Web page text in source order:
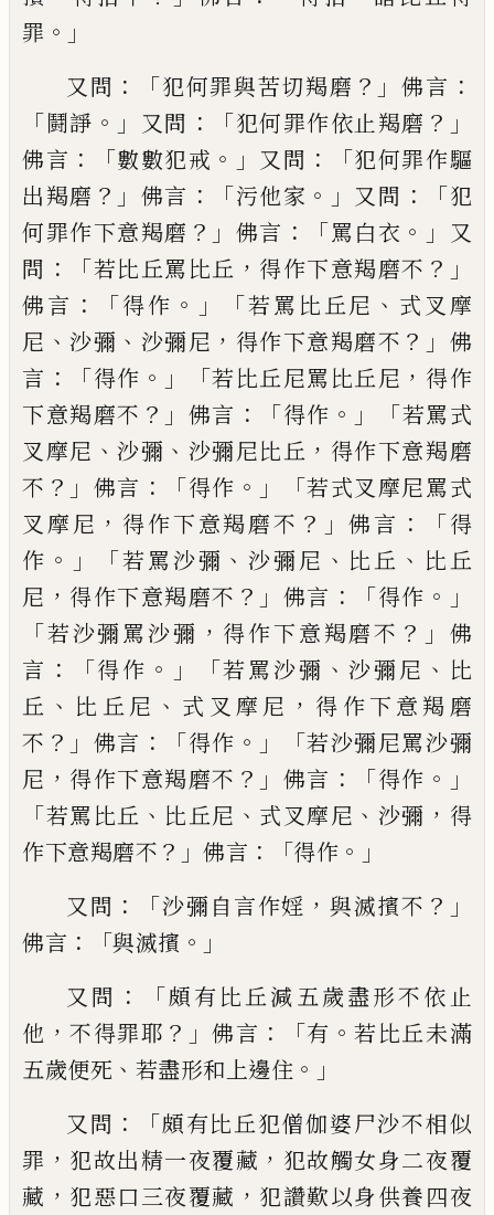
罪 。」
又問 ：「犯何罪與苦切羯磨 ？」佛言 ：
「鬪諍 。」 又問 ： 「犯何罪作依止羯磨 ？」
佛言 ：「數數犯戒 。」 又問 ：「犯何罪作驅
出羯磨 ？」 佛言 ：「污他家 。」 又問 ：「犯
何罪作下意羯磨 ？」 佛言 ：「罵白衣 。」
又
問 ：「若比丘罵比丘 ， 得作下意羯磨不 ？」
佛言 ：「得作 。」「若罵比丘尼 、 式叉摩
尼 、沙彌 、 沙彌尼 ， 得作下意羯磨不 ？」 佛
言 ：「得作 。」「若比丘尼罵比丘尼 ， 得作
下意羯磨不 ？」 佛言 ：「得作 。」「若罵式
叉摩尼 、沙彌 、 沙彌尼比丘 ， 得作下意羯磨
不 ？」 佛言 ：「得作 。」「若式叉摩尼罵式
叉摩尼 ， 得作下意羯磨不 ？」佛言 ：「得
作 。」「若罵沙彌 、沙彌尼 、 比丘 、 比丘
尼 ， 得作下意羯磨不 ？」 佛言 ：「得作 。」
「若沙彌罵沙彌 ， 得作下意羯磨不 ？」 佛
言 ：「得作 。」「若罵沙彌 、沙彌尼 、 比
丘 、 比丘尼 、 式叉摩尼 ， 得作下意羯磨
不 ？」 佛言 ：「得作 。」「若沙彌尼罵沙彌
尼 ， 得作下意羯磨不 ？」 佛言 ：「得作 。」
「若罵比丘 、 比丘尼 、 式叉摩尼 、 沙彌 ， 得
作下意羯磨不 ？」 佛言 ：「得作 。」
又問 ：「沙彌自言作婬 ， 與滅擯不 ？」
佛言 ：「與滅擯 。」
又問 ：「頗有比丘減五歲盡形不依止
他 ，不得罪耶 ？」佛言 ：「有 。若比丘未滿
五歲便死 、 若盡形和上邊住 。」
又問 ：「頗有比丘犯僧伽婆尸沙不相似
罪 ， 犯故出精一夜覆藏 ， 犯故觸女身二夜覆
藏 ， 犯惡口三夜覆藏 ， 犯讚歎以身供養四夜